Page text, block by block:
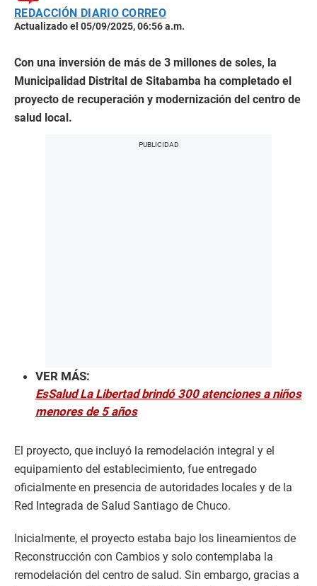
REDACCIÓN DIARIO CORREO
Actualizado el 05/09/2025, 06:56 a.m.
Con una inversión de más de 3 millones de soles, la
Municipalidad Distrital de Sitabamba ha completado el
proyecto de recuperación y modernización del centro de
salud local.
VER MÁS:
EsSalud La Libertad brindó 300 atenciones a niños
menores de 5 años
El proyecto, que incluyó la remodelación integral y el
equipamiento del establecimiento, fue entregado
oficialmente en presencia de autoridades locales y de la
Red Integrada de Salud Santiago de Chuco.
​Inicialmente, el proyecto estaba bajo los lineamientos de
Reconstrucción con Cambios y solo contemplaba la
remodelación del centro de salud. Sin embargo, gracias a